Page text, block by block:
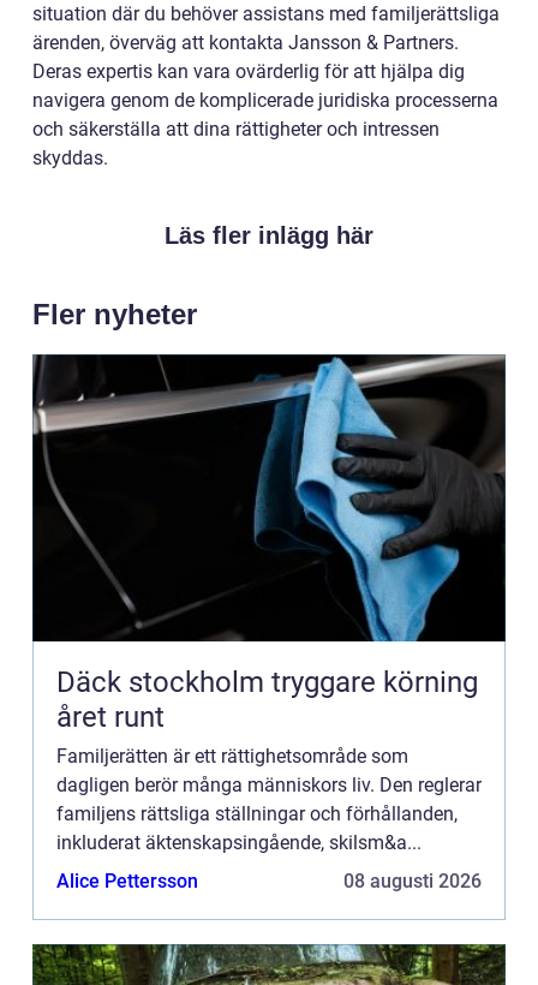
situation där du behöver assistans med familjerättsliga
ärenden, överväg att kontakta Jansson & Partners.
Deras expertis kan vara ovärderlig för att hjälpa dig
navigera genom de komplicerade juridiska processerna
och säkerställa att dina rättigheter och intressen
skyddas.
Läs fler inlägg här
Fler nyheter
Däck stockholm tryggare körning
året runt
Familjerätten är ett rättighetsområde som
dagligen berör många människors liv. Den reglerar
familjens rättsliga ställningar och förhållanden,
inkluderat äktenskapsingående, skilsm&a...
Alice Pettersson
08 augusti 2026